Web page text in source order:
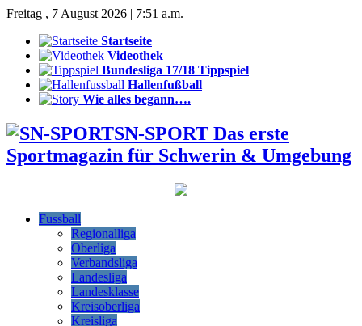
Freitag , 7 August 2026 | 7:51 a.m.
Startseite
Videothek
Bundesliga 17/18 Tippspiel
Hallenfußball
Wie alles begann….
SN-SPORT Das erste
Sportmagazin für Schwerin & Umgebung
Fussball
Regionalliga
Oberliga
Verbandsliga
Landesliga
Landesklasse
Kreisoberliga
Kreisliga